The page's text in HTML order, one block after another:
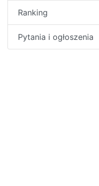
Ranking
Pytania i ogłoszenia